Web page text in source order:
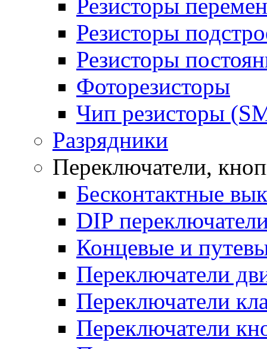
Резисторы
Резисторы
Резисторы
Фоторезисторы
Чип резисторы
Разрядники
Переключатели,
Бесконтактные
DIP
Концевые и
Переключатели
Переключатели
Переключатели